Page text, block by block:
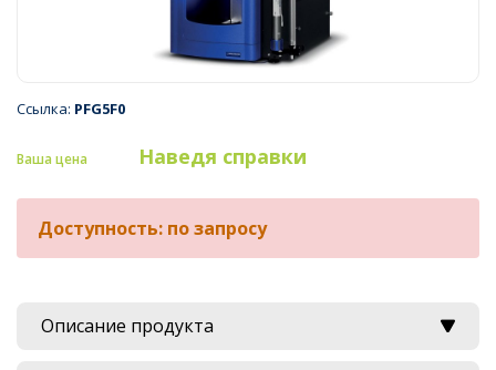
Ссылка: PFG5F0
Ваша цена Наведя справки
Доступность: по запросу
Описание продукта